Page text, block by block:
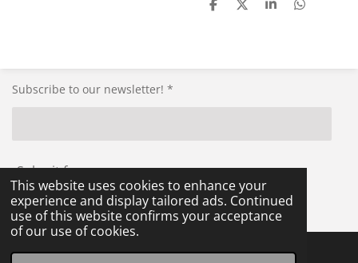
This website uses cookies to enhance your
experience and display tailored ads. Continued
use of this website confirms your acceptance
of our use of cookies.
S
S
S
S
Subscribe to our newsletter! *
Submit form
© 2021 - 2026 RG-Militaria